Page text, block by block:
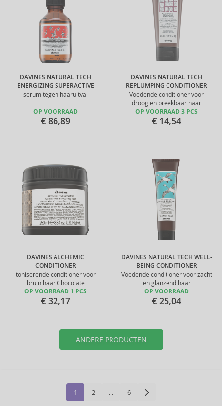
DAVINES NATURAL TECH
ENERGIZING SUPERACTIVE
serum tegen haaruitval
OP VOORRAAD
€ 86,89
DAVINES NATURAL TECH
REPLUMPING CONDITIONER
Voedende conditioner voor
droog en breekbaar haar
OP VOORRAAD 3 PCS
€ 14,54
DAVINES ALCHEMIC
CONDITIONER
toniserende conditioner voor
bruin haar Chocolate
OP VOORRAAD 1 PCS
€ 32,17
DAVINES NATURAL TECH WELL-
BEING CONDITIONER
Voedende conditioner voor zacht
en glanzend haar
OP VOORRAAD
€ 25,04
ANDERE PRODUCTEN
1 2 … 6